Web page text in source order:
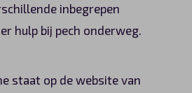
inbegrepen
hulp bij pech onderweg.
staat op de website van